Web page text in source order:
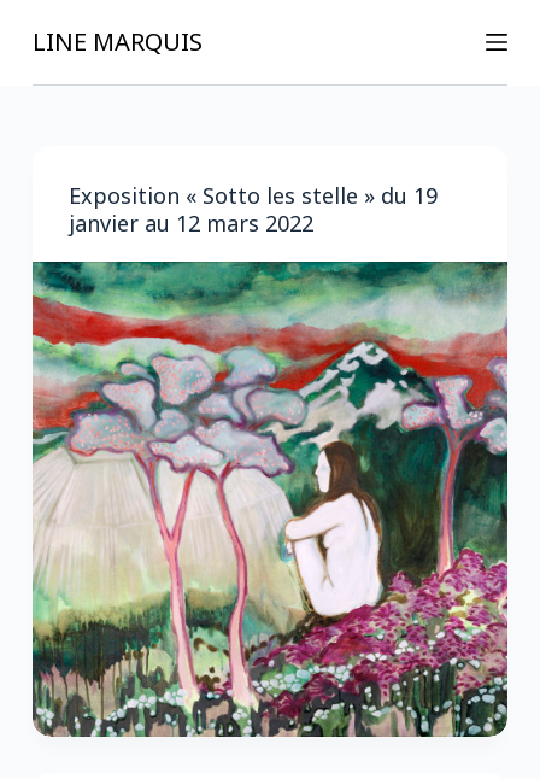
P
s
o
n
e
n
u
LINE MARQUIS
Exposition « Sotto les stelle » du 19
janvier au 12 mars 2022